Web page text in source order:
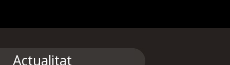
Actualitat